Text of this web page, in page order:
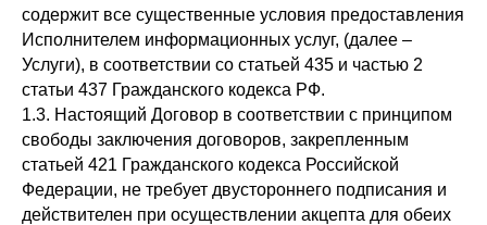
содержит все существенные условия предоставления
Исполнителем информационных услуг, (далее –
Услуги), в соответствии со статьей 435 и частью 2
статьи 437 Гражданского кодекса РФ.
1.3. Настоящий Договор в соответствии с принципом
свободы заключения договоров, закрепленным
статьей 421 Гражданского кодекса Российской
Федерации, не требует двустороннего подписания и
действителен при осуществлении акцепта для обеих